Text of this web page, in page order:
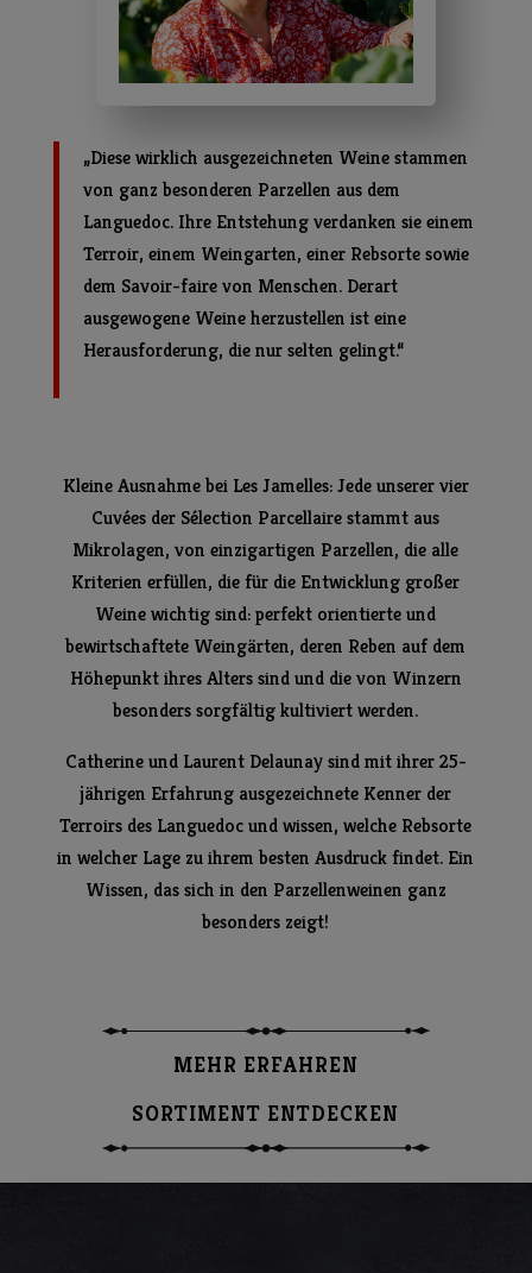
„Diese wirklich ausgezeichneten Weine stammen
von ganz besonderen Parzellen aus dem
Languedoc. Ihre Entstehung verdanken sie einem
Terroir, einem Weingarten, einer Rebsorte sowie
dem Savoir-faire von Menschen. Derart
ausgewogene Weine herzustellen ist eine
Herausforderung, die nur selten gelingt.“
Kleine Ausnahme bei Les Jamelles: Jede unserer vier
Cuvées der Sélection Parcellaire stammt aus
Mikrolagen, von einzigartigen Parzellen, die alle
Kriterien erfüllen, die für die Entwicklung großer
Weine wichtig sind: perfekt orientierte und
bewirtschaftete Weingärten, deren Reben auf dem
Höhepunkt ihres Alters sind und die von Winzern
besonders sorgfältig kultiviert werden.
Catherine und Laurent Delaunay sind mit ihrer 25-
jährigen Erfahrung ausgezeichnete Kenner der
Terroirs des Languedoc und wissen, welche Rebsorte
in welcher Lage zu ihrem besten Ausdruck findet. Ein
Wissen, das sich in den Parzellenweinen ganz
besonders zeigt!
MEHR ERFAHREN
SORTIMENT ENTDECKEN